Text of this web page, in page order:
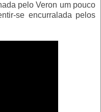
pelo Veron um pouco
se encurralada pelos